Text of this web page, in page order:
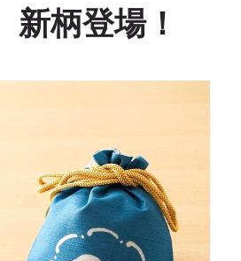
柄登場！